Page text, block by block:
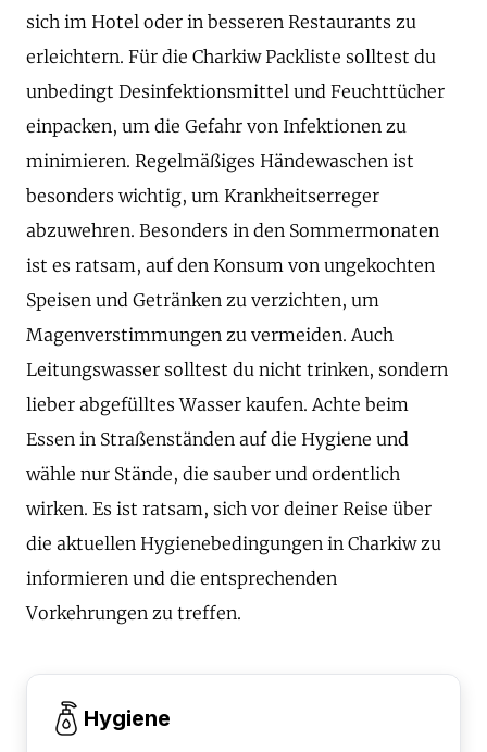
sich im Hotel oder in besseren Restaurants zu
erleichtern. Für die Charkiw Packliste solltest du
unbedingt Desinfektionsmittel und Feuchttücher
einpacken, um die Gefahr von Infektionen zu
minimieren. Regelmäßiges Händewaschen ist
besonders wichtig, um Krankheitserreger
abzuwehren. Besonders in den Sommermonaten
ist es ratsam, auf den Konsum von ungekochten
Speisen und Getränken zu verzichten, um
Magenverstimmungen zu vermeiden. Auch
Leitungswasser solltest du nicht trinken, sondern
lieber abgefülltes Wasser kaufen. Achte beim
Essen in Straßenständen auf die Hygiene und
wähle nur Stände, die sauber und ordentlich
wirken. Es ist ratsam, sich vor deiner Reise über
die aktuellen Hygienebedingungen in Charkiw zu
informieren und die entsprechenden
Vorkehrungen zu treffen.
Hygiene